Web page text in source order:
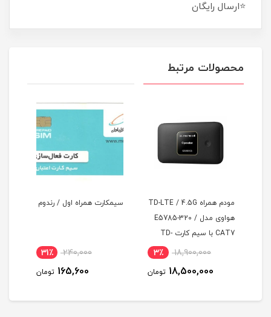
⭐ارسال رایگان
محصولات مرتبط
سیمکارت همراه اول / رندوم
240,000 31٪
165,600 تومان
سیم کارت رایتل مخصوص
2,640,000
2,364,000 تومان